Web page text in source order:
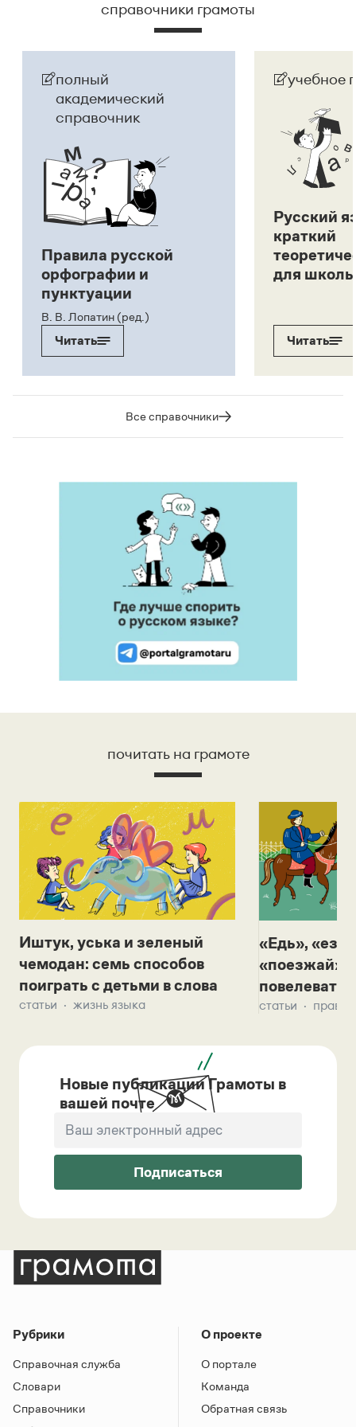
справочники грамоты
полный
академический
справочник
Правила русской
орфографии и
пунктуации
В. В. Лопатин (ред.)
Читать
учебное
Русский
краткий
для
Читать
Все справочники
почитать на грамоте
Иштук, уська и зеленый
чемодан: семь способов
поиграть с детьми в слова
статьи жизнь языка
«Едь»,
«поезжай»?
повелевать
статьи
Новые публикации Грамоты в
вашей почте
Подписаться
Рубрики
Справочная служба
Словари
Справочники
О проекте
О портале
Команда
Обратная связь